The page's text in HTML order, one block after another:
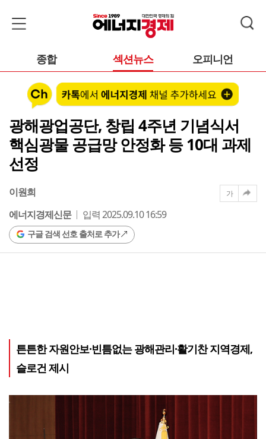
종합 섹션뉴스 오피니언
광해광업공단, 창립 4주년 기념식서
핵심광물 공급망 안정화 등 10대 과제
선정
이원희
에너지경제신문
입력 2025.09.10 16:59
구글 검색 선호 출처로 추가
가
튼튼한 자원안보·빈틈없는 광해관리·활기찬 지역경제,
슬로건 제시